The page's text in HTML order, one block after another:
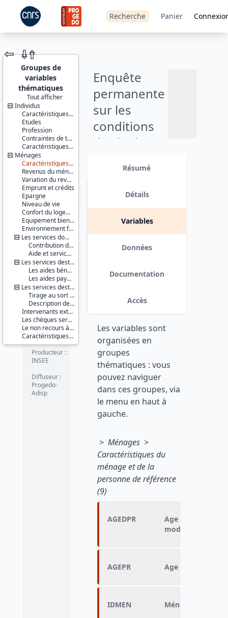
Recherche Panier
JEU DE
DONNÉES
Enquête
permanente
sur les
conditions
de vie des
partie
variable :
services de
proximité -
mai 1999
2012-04-12
⇦ ⇮⇮
Groupes de
variables
thématiques
Tout afficher
Individus
Caractéristiques socio-démographiques
Etudes
Profession
Contraintes de temps
Caractéristiques d'enquête
Ménages
Caractéristiques du ménage et de la personne de référence
Revenus du ménage
Variation du revenu du ménage
Emprunt et crédits
Epargne
Niveau de vie
Confort du logement
Equipement biens durables
Environnement familial
Les services domestiques courants
Contribution des membres du ménage
Aide et services extérieurs
Les services destinés aux enfants du ménage
Les aides bénévoles
Les aides payantes
Les services destinés aux 60 et plus ou handicapés
Tirage au sort de la personne interrogée
Description des aides
Intervenants extérieurs rémunérés
Les chèques services
Le non recours à certains services
Caractéristiques d'enquête
Identifiants :
lil-0111
doi:10.13144/lil-
0111
Thème :
Conditions
de vie et
société
Série :
Enquête
Permanente
sur les
Conditions
de Vie des
ménages
(EPCV)
Couverture
géographique :
France
métropolitaine
Producteur :
INSEE
Diffuseur :
Progedo-
Adisp
Résumé
Détails
Variables
Données
Documentation
Accès
Les variables sont
organisées en
groupes
thématiques : vous
pouvez naviguer
dans ces groupes, via
le menu en haut à
gauche.
> Ménages >
Caractéristiques du
ménage et de la
personne de référence
(9)
AGEDPR
Age de la
modalités)
AGEPR Age de la
IDMEN Ménage déjà